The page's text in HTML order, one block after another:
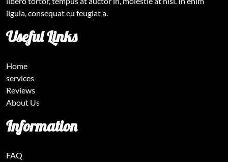
ligula, consequat eu feugiat a.
Useful Links
Home
services
Reviews
About Us
Information
FAQ